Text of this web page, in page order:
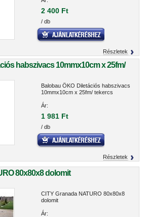
2 400 Ft
/ db
Részletek
habszivacs 10mmx10cm x 25fm/
Balobau ÖKO Diletációs habszivacs
10mmx10cm x 25fm/ tekercs
Ár:
1 981 Ft
/ db
Részletek
80x80x8 dolomit
CITY Granada NATURO 80x80x8
dolomit
Ár: